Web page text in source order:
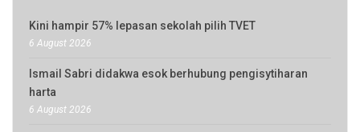
Kini hampir 57% lepasan sekolah pilih TVET
6 August 2026
Ismail Sabri didakwa esok berhubung pengisytiharan
harta
6 August 2026